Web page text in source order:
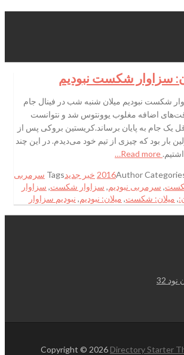
سزاوار شکست نبودیم
شکست نبودیم میلان شنبه شب در فینال جام
اضافه مغلوب یوونتوس شد و نتوانست
یک جام به پایان برساند.کریستین بروکی پس از
بار بود که چیزی از تیم خود می‌دیدم. در این چند
Author خبر جدیدTags سرمربی
, سرمربی نبودیم, سزاوار شکست, سزاوار
, میلان: شکست, میلان: نبودیم, نبودیم سزاوار
32
Copyright © 2026 Directory Starter